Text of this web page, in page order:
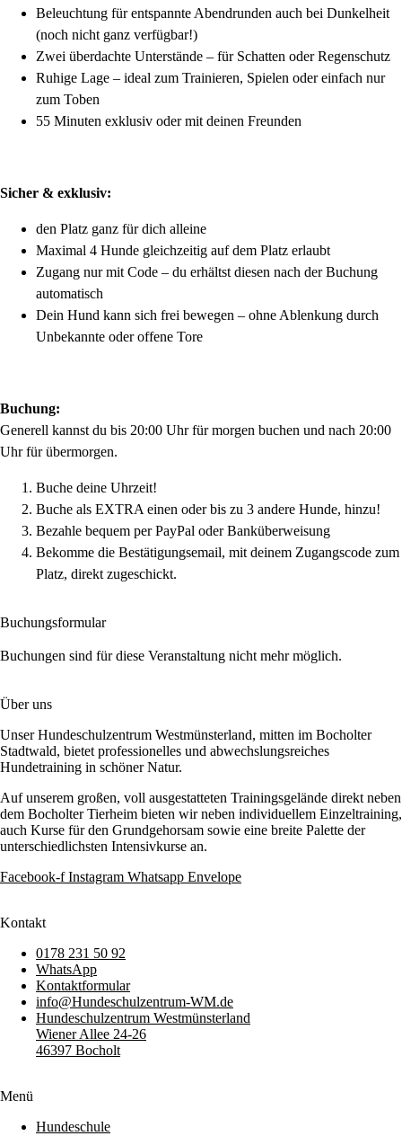
Beleuchtung für entspannte Abendrunden auch bei Dunkelheit
(noch nicht ganz verfügbar!)
Zwei überdachte Unterstände – für Schatten oder Regenschutz
Ruhige Lage – ideal zum Trainieren, Spielen oder einfach nur
zum Toben
55 Minuten exklusiv oder mit deinen Freunden
Sicher & exklusiv:
den Platz ganz für dich alleine
Maximal 4 Hunde gleichzeitig auf dem Platz erlaubt
Zugang nur mit Code – du erhältst diesen nach der Buchung
automatisch
Dein Hund kann sich frei bewegen – ohne Ablenkung durch
Unbekannte oder offene Tore
Buchung:
Generell kannst du bis 20:00 Uhr für morgen buchen und nach 20:00
Uhr für übermorgen.
Buche deine Uhrzeit!
Buche als EXTRA einen oder bis zu 3 andere Hunde, hinzu!
Bezahle bequem per PayPal oder Banküberweisung
Bekomme die Bestätigungsemail, mit deinem Zugangscode zum
Platz, direkt zugeschickt.
Buchungsformular
Buchungen sind für diese Veranstaltung nicht mehr möglich.
Über uns
Unser Hundeschulzentrum Westmünsterland, mitten im Bocholter
Stadtwald, bietet professionelles und abwechslungsreiches
Hundetraining in schöner Natur.
Auf unserem großen, voll ausgestatteten Trainingsgelände direkt neben
dem Bocholter Tierheim bieten wir neben individuellem Einzeltraining,
auch Kurse für den Grundgehorsam sowie eine breite Palette der
unterschiedlichsten Intensivkurse an.
Facebook-f Instagram Whatsapp Envelope
Kontakt
0178 231 50 92
WhatsApp
Kontaktformular
info@Hundeschulzentrum-WM.de
Hundeschulzentrum Westmünsterland
Wiener Allee 24-26
46397 Bocholt
Menü
Hundeschule